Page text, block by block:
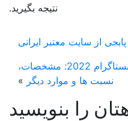
نتیجه بگیرید.
از سایت معتبر ایرانی
برگه تقلب اندازه قرقره اینستاگرام 2022: مشخصات،
نسبت ها و موارد دیگر »
را بنویسید